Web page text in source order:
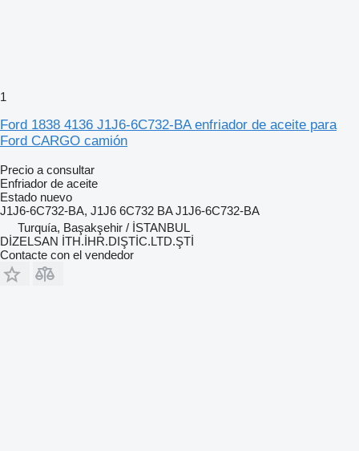
1
Ford 1838 4136 J1J6-6C732-BA enfriador de aceite para
Ford CARGO camión
Precio a consultar
Enfriador de aceite
Estado nuevo
J1J6-6C732-BA, J1J6 6C732 BA J1J6-6C732-BA
Turquía, Başakşehir / İSTANBUL
DİZELSAN İTH.İHR.DIŞTİC.LTD.ŞTİ
Contacte con el vendedor